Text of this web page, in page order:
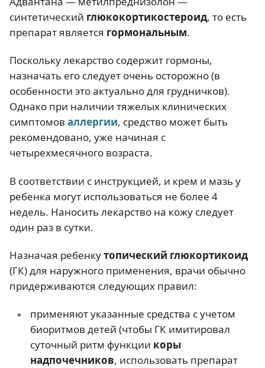
синтетический глюкокортикостероид, то есть
препарат является гормональным.
Поскольку лекарство содержит гормоны,
назначать его следует очень осторожно (в
особенности это актуально для грудничков).
Однако при наличии тяжелых клинических
симптомов аллергии, средство может быть
рекомендовано, уже начиная с
четырехмесячного возраста.
В соответствии с инструкцией, и крем и мазь у
ребенка могут использоваться не более 4
недель. Наносить лекарство на кожу следует
один раз в сутки.
Назначая ребенкутопический глюкортикоид
(ГК) для наружного применения, врачи обычно
придерживаются следующих правил:
применяют указанные средства с учетом
биоритмов детей (чтобы ГК имитировал
суточный ритм функции коры
надпочечников, использовать препарат